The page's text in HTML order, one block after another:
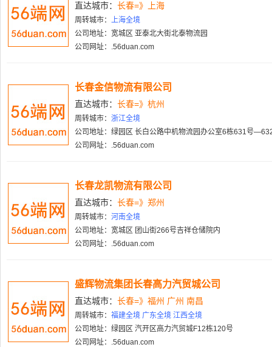
直达城市： 长春=》上海
周转城市： 上海全境
公司地址：宽城区 亚泰北大街北泰物流园
公司网址：.56duan.com
长春金信物流有限公司
直达城市： 长春=》杭州
周转城市： 浙江全境
公司地址：绿园区 长白公路中机物流园办公室6栋631号
公司网址：.56duan.com
长春龙凯物流有限公司
直达城市： 长春=》郑州
周转城市： 河南全境
公司地址：宽城区 团山街266号吉祥仓储院内
公司网址：.56duan.com
盛辉物流集团长春高力汽贸城公司
直达城市： 长春=》福州 广州 南昌
周转城市： 福建全境 广东全境 江西全境
公司地址：绿园区 汽开区高力汽贸城F12栋120号
公司网址：.56duan.com